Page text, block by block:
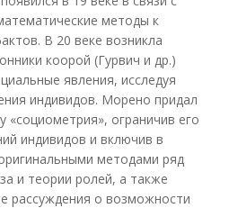
методы к
В 20 веке возникла
коорой (Гурвич и др.)
явления, исследуя
индивидов. Морено придал
«социометрия», ограничив его
индивидов и включив в
методами ряд
и теории ролей, а также
рассуждения о возможности